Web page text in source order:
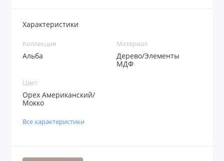
Характеристики
Коллекция
Альба
Материал
Дерево/Элементы
МДФ
Цвет
Орех Американский/
Мокко
Все характеристики